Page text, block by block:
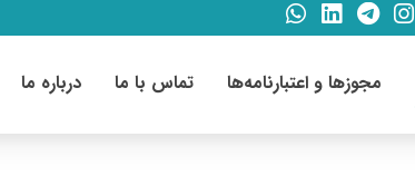
مجوزها و اعتبارنامه‌ها تماس با ما درباره ما